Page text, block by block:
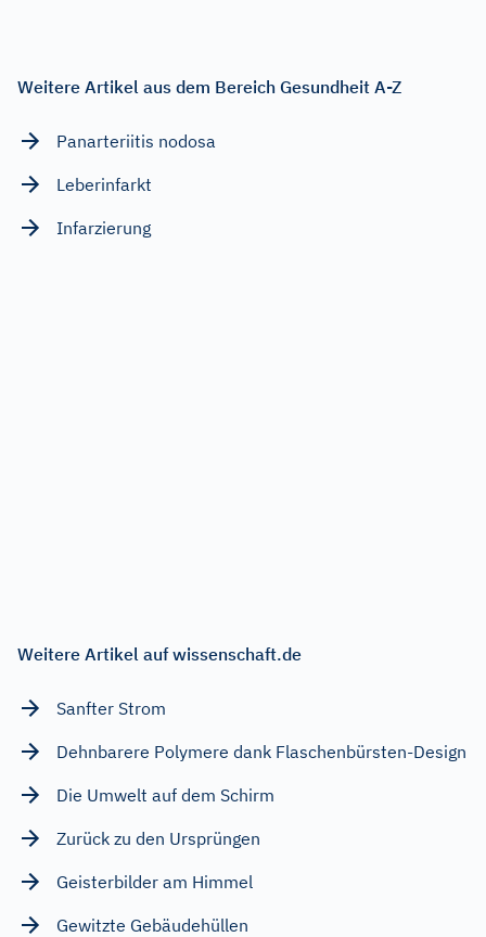
Weitere Artikel aus dem Bereich Gesundheit A-Z
Panarteriitis nodosa
Leberinfarkt
Infarzierung
Weitere Artikel auf wissenschaft.de
Sanfter Strom
Dehnbarere Polymere dank Flaschenbürsten-Design
Die Umwelt auf dem Schirm
Zurück zu den Ursprüngen
Geisterbilder am Himmel
Gewitzte Gebäudehüllen